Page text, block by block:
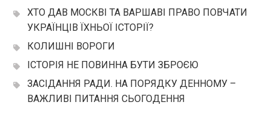
ХТО ДАВ МОСКВІ ТА ВАРШАВІ ПРАВО ПОВЧАТИ
УКРАЇНЦІВ ЇХНЬОЇ ІСТОРІЇ?
КОЛИШНІ ВОРОГИ
ІСТОРІЯ НЕ ПОВИННА БУТИ ЗБРОЄЮ
ЗАСІДАННЯ РАДИ. НА ПОРЯДКУ ДЕННОМУ –
ВАЖЛИВІ ПИТАННЯ СЬОГОДЕННЯ